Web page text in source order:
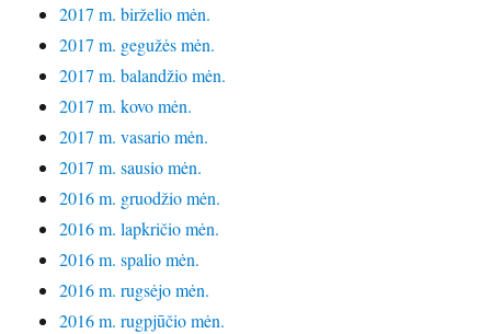
2017 m. birželio mėn.
2017 m. gegužės mėn.
2017 m. balandžio mėn.
2017 m. kovo mėn.
2017 m. vasario mėn.
2017 m. sausio mėn.
2016 m. gruodžio mėn.
2016 m. lapkričio mėn.
2016 m. spalio mėn.
2016 m. rugsėjo mėn.
2016 m. rugpjūčio mėn.